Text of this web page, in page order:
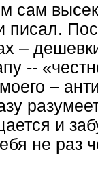
сам
писал.
–
--
–
и
не раз